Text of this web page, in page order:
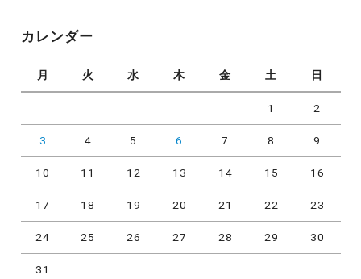
ー
カレンダー
月 火 水 木 金 土 日
1 2
3 4 5 6 7 8 9
10 11 12 13 14 15 16
17 18 19 20 21 22 23
24 25 26 27 28 29 30
31